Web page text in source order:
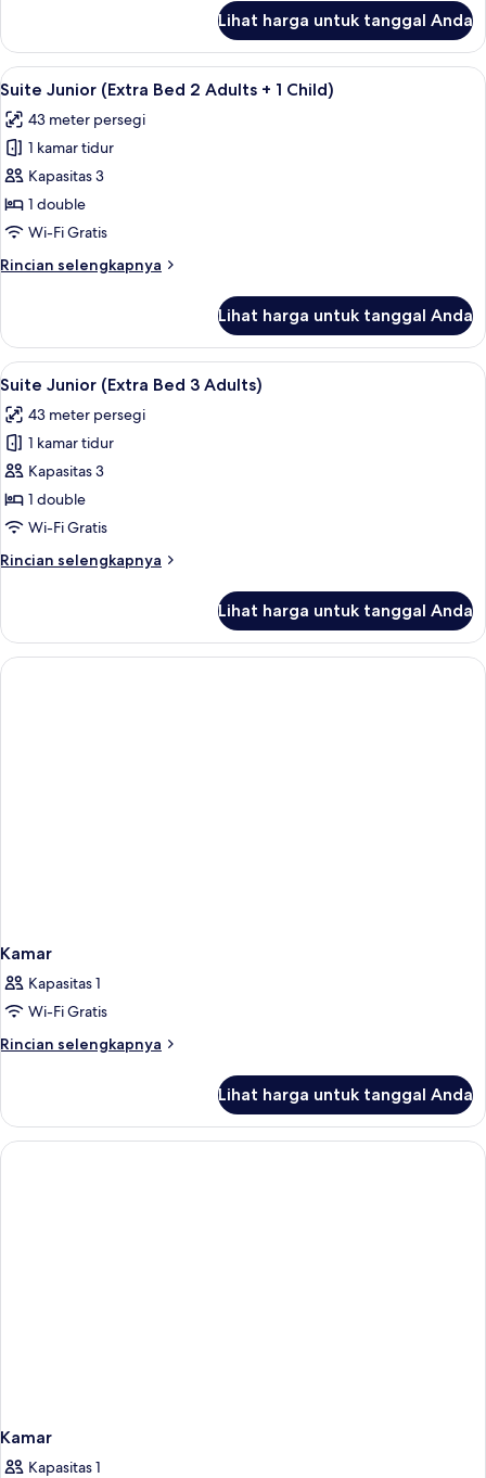
Kamar
Keluarga
(3
+
Lihat harga untuk tanggal Anda
Lihat
semua
foto
untuk
Suite
Junior
(Extra
2
Child)
Seprai premium, minibar, brankas,
7
Suite Junior (Extra Bed 2 Adults + 1 Child)
43 meter persegi
1 kamar tidur
Kapasitas 3
1 double
Wi-Fi Gratis
Rincian selengkapnya
Rincian
Suite
Junior
(Extra
2
Adults
Child)
Lihat harga untuk tanggal Anda
Lihat
semua
foto
untuk
Suite
Junior
(Extra
3
Seprai premium, minibar, brankas,
7
Suite Junior (Extra Bed 3 Adults)
43 meter persegi
1 kamar tidur
Kapasitas 3
1 double
Wi-Fi Gratis
Rincian selengkapnya
Rincian
Suite
Junior
(Extra
Lihat harga untuk tanggal Anda
Kamar
Kapasitas 1
Wi-Fi Gratis
Rincian selengkapnya
Rincian
Kamar
Lihat harga untuk tanggal Anda
Kamar
Kapasitas 1